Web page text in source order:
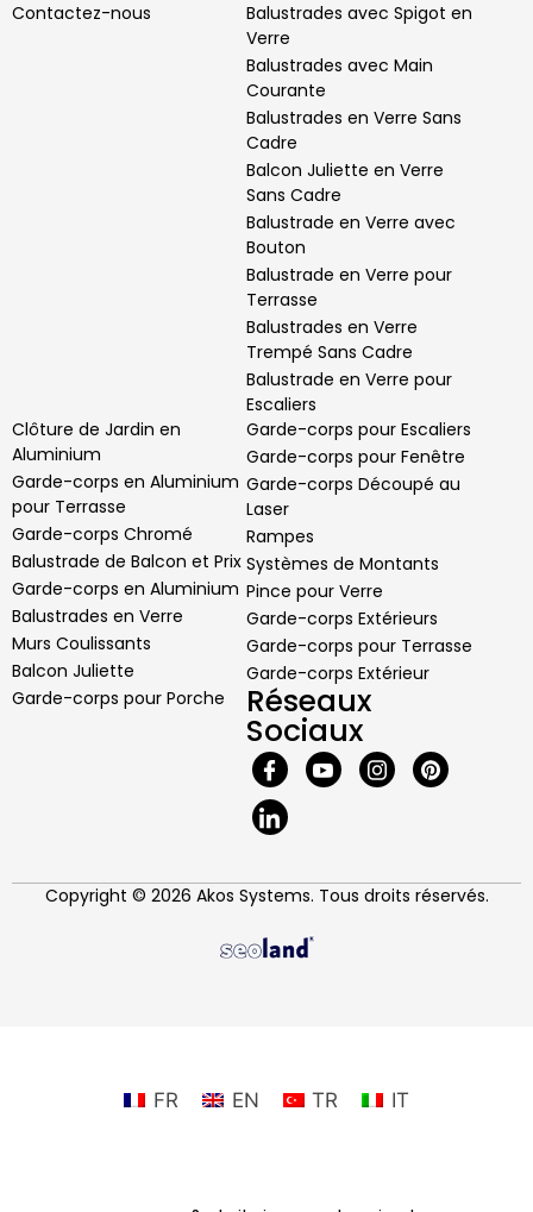
Contactez-nous
Balustrades avec Spigot en
Verre
Balustrades avec Main
Courante
Balustrades en Verre Sans
Cadre
Balcon Juliette en Verre
Sans Cadre
Balustrade en Verre avec
Bouton
Balustrade en Verre pour
Terrasse
Balustrades en Verre
Trempé Sans Cadre
Balustrade en Verre pour
Escaliers
Clôture de Jardin en
Aluminium
Garde-corps en Aluminium
pour Terrasse
Garde-corps Chromé
Balustrade de Balcon et Prix
Garde-corps en Aluminium
Balustrades en Verre
Murs Coulissants
Balcon Juliette
Garde-corps pour Porche
Garde-corps pour Escaliers
Garde-corps pour Fenêtre
Garde-corps Découpé au
Laser
Rampes
Systèmes de Montants
Pince pour Verre
Garde-corps Extérieurs
Garde-corps pour Terrasse
Garde-corps Extérieur
Réseaux
Sociaux
Copyright © 2026 Akos Systems. Tous droits réservés.
FR EN TR IT